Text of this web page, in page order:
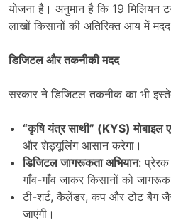
योजना है। अनुमान है कि 19 मिलियन
लाखों किसानों की अतिरिक्त आय में
डिजिटल और तकनीकी मदद
सरकार ने डिजिटल तकनीक का भी
“कृषि यंत्र साथी” (KYS)मोबाइल
और शेड्यूलिंग आसान करेगा।
डिजिटल जागरूकता अभियान: प्रेरक
गाँव-गाँव जाकर किसानों को
टी-शर्ट, कैलेंडर, कप और टोट बैग
जाएंगी।